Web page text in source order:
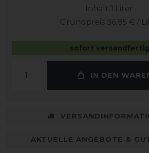
Inhalt 1 Liter
Grundpreis 36,85 € /
sofort versandfertig
IN DEN
AKTUELLE ANGEBOTE &